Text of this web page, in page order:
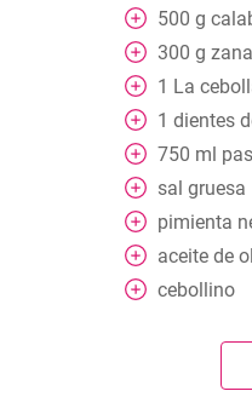
500 g
300 g
1 La
1 dientes
750 ml
sal gruesa
pimienta
aceite de
cebollino